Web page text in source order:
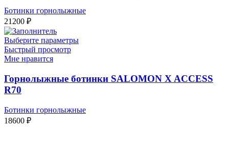
Ботинки горнолыжные
21200 ₽
Выберите параметры
Быстрый просмотр
Мне нравится
Горнолыжные ботинки SALOMON X ACCESS
R70
Ботинки горнолыжные
18600 ₽